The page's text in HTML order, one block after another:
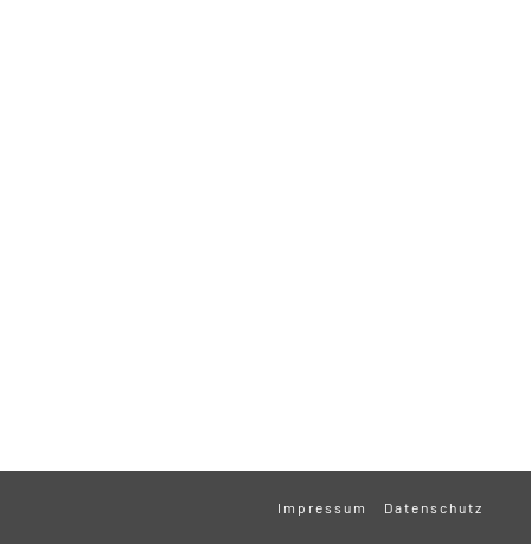
Impressum Datenschutz